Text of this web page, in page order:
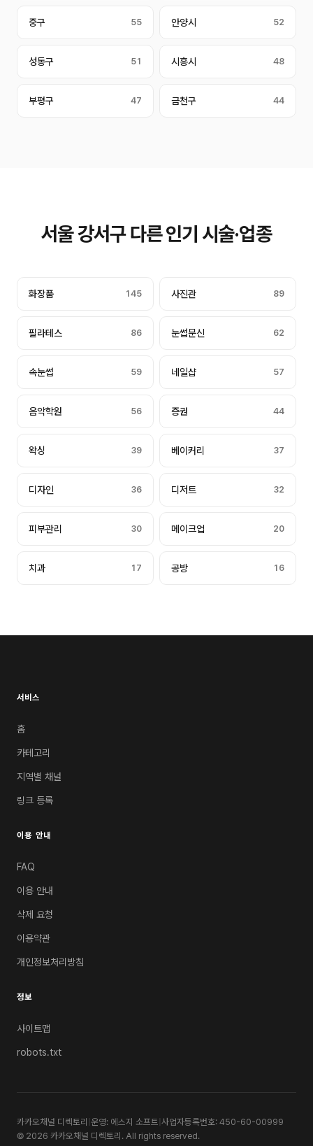
중구 55 안양시 52
성동구 51 시흥시 48
부평구 47 금천구 44
서울 강서구 다른 인기 시술·업종
화장품 145 사진관 89
필라테스 86 눈썹문신 62
속눈썹 59 네일샵 57
음악학원 56 증권 44
왁싱 39 베이커리 37
디자인 36 디저트 32
피부관리 30 메이크업 20
치과 17 공방 16
서비스
홈
카테고리
지역별 채널
링크 등록
이용 안내
FAQ
이용 안내
삭제 요청
이용약관
개인정보처리방침
정보
사이트맵
robots.txt
카카오채널 디렉토리 운영: 에스지 소프트 사업자등록번호: 450-60-00999
© 2026 카카오채널 디렉토리. All rights reserved.